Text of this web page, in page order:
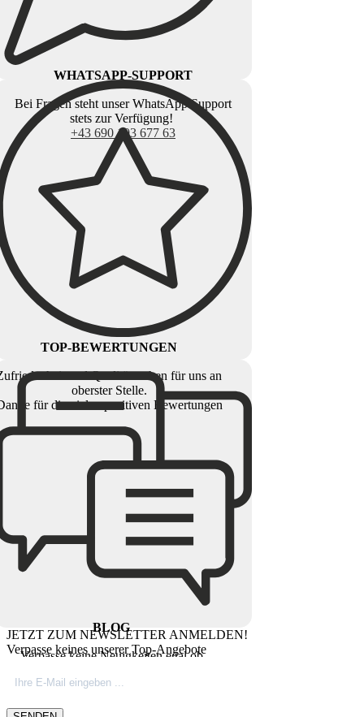
WHATSAPP-SUPPORT
Bei Fragen steht unser WhatsApp Support
stets zur Verfügung!
+43 690 103 677 63
TOP-BEWERTUNGEN
und Qualität stehen für uns an
oberster Stelle.
für die vielen positiven Bewertungen
BLOG
Verpasse keine Neuigkeiten egal ob
Firmeninfos. Besuche unseren Blog.
JETZT ZUM NEWSLETTER ANMELDEN!
Verpasse keines unserer Top-Angebote